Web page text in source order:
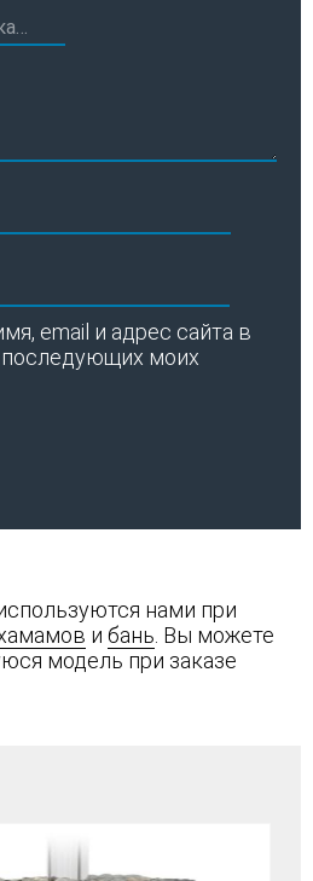
email и адрес сайта в
последующих моих
нами при
и бань . Вы можете
модель при заказе